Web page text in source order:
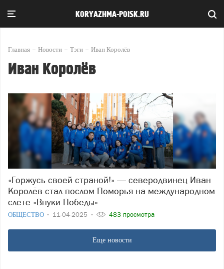
KORYAZHMA-POISK.RU
Главная Новости Тэги Иван Королёв
Иван Королёв
«Горжусь своей страной!» — северодвинец Иван
Королёв стал послом Поморья на международном
слёте «Внуки Победы»
ОБЩЕСТВО 11-04-2025 483 просмотра
Еще новости